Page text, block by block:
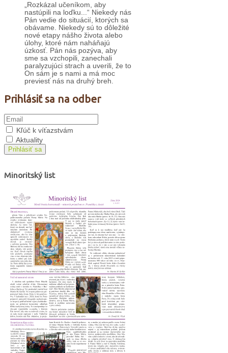
„Rozkázal učeníkom, aby
nastúpili na loďku...“ Niekedy nás
Pán vedie do situácií, ktorých sa
obávame. Niekedy sú to dôležité
nové etapy nášho života alebo
úlohy, ktoré nám naháňajú
úzkosť. Pán nás pozýva, aby
sme sa vzchopili, zanechali
paralyzujúci strach a uverili, že to
On sám je s nami a má moc
previesť nás na druhý breh.
Prihlásiť sa na odber
Kľúč k víťazstvám
Aktuality
Prihlásiť sa
Minoritský list